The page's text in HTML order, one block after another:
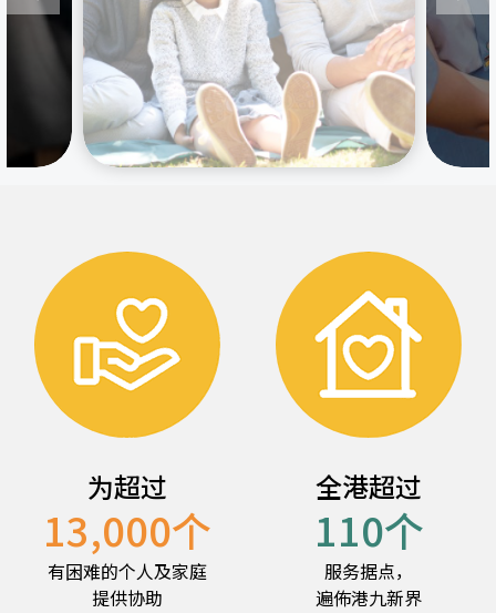
为超过
13,000个
有困难的个人及家庭
提供协助
全港超过
110个
服务据点，
遍佈港九新界